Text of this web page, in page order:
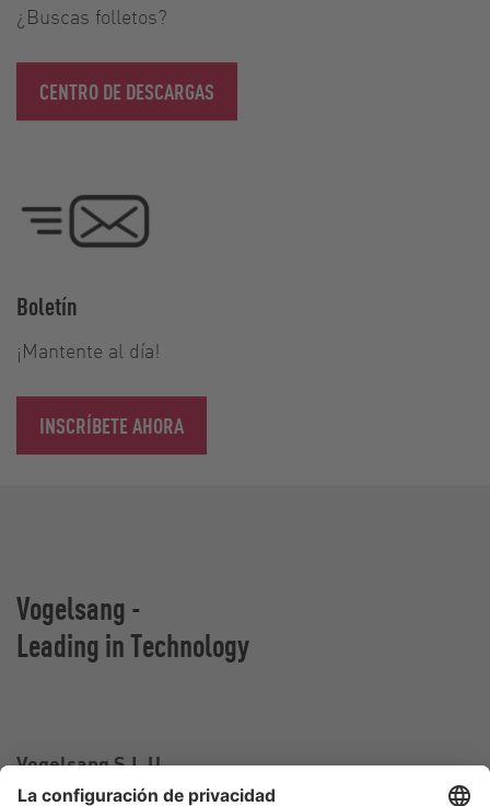
¿Buscas folletos?
CENTRO DE DESCARGAS
Boletín
¡Mantente al día!
INSCRÍBETE AHORA
Vogelsang -
Leading in Technology
Vogelsang S.L.U.
Carrer Falcó, 10-12,